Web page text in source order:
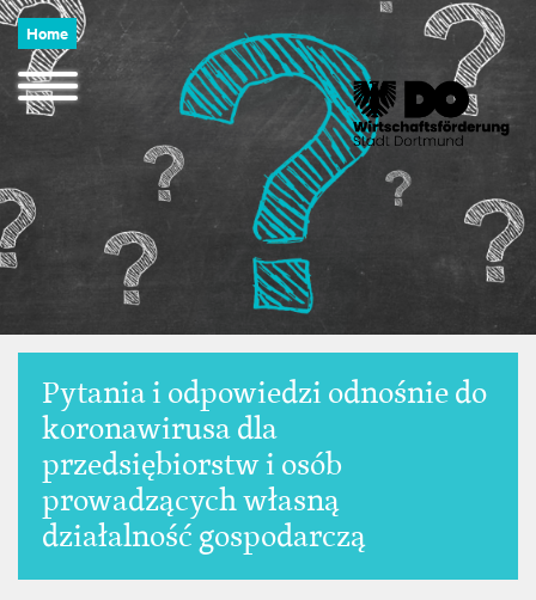
Direkt
zum
Inhalt
Navigation
Home
Image
Pytania i odpowiedzi odnośnie do
koronawirusa dla
przedsiębiorstw i osób
prowadzących własną
działalność gospodarczą